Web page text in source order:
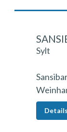
Sylt